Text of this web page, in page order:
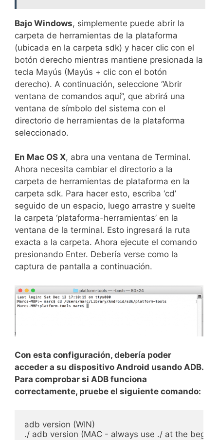
Bajo Windows, simplemente puede abrir la
carpeta de herramientas de la plataforma
(ubicada en la carpeta sdk) y hacer clic con el
botón derecho mientras mantiene presionada la
tecla Mayús (Mayús + clic con el botón
derecho). A continuación, seleccione “Abrir
ventana de comandos aquí”, que abrirá una
ventana de símbolo del sistema con el
directorio de herramientas de la plataforma
seleccionado.
En Mac OS X, abra una ventana de Terminal.
Ahora necesita cambiar el directorio a la
carpeta de herramientas de plataforma en la
carpeta sdk. Para hacer esto, escriba ‘cd’
seguido de un espacio, luego arrastre y suelte
la carpeta ‘plataforma-herramientas’ en la
ventana de la terminal. Esto ingresará la ruta
exacta a la carpeta. Ahora ejecute el comando
presionando Enter. Debería verse como la
captura de pantalla a continuación.
Con esta configuración, debería poder
acceder a su dispositivo Android usando ADB.
Para comprobar si ADB funciona
correctamente, pruebe el siguiente comando:
adb version (WIN)
./ adb version (MAC - always use ./ at the